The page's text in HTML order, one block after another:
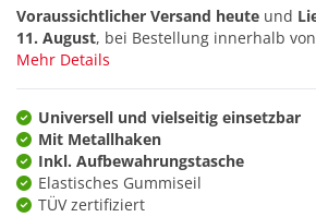
Voraussichtlicher Versand heute und
11. August, bei Bestellung innerhalb von
Mehr Details
Universell und vielseitig einsetzbar
Mit Metallhaken
Inkl. Aufbewahrungstasche
Elastisches Gummiseil
TÜV zertifiziert